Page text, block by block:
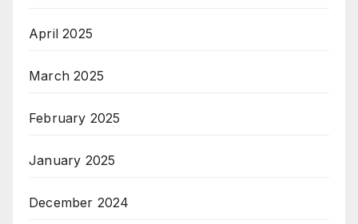
April 2025
March 2025
February 2025
January 2025
December 2024